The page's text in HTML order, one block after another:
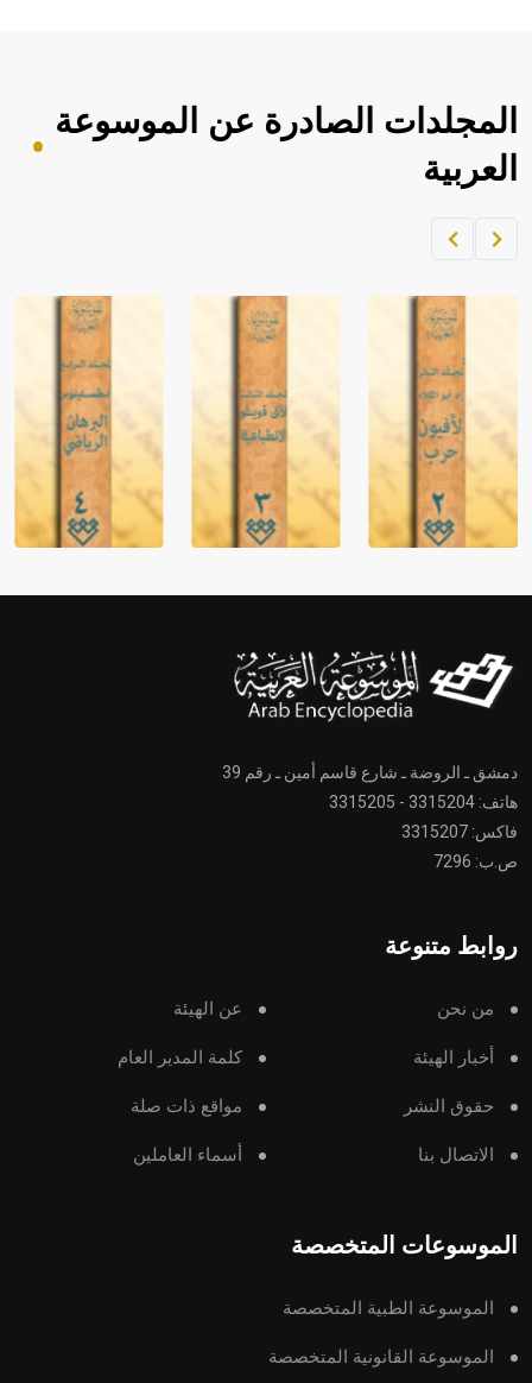
المجلدات الصادرة عن الموسوعة
العربية
دمشق ـ الروضة ـ شارع قاسم أمين ـ رقم 39
هاتف: 3315204 - 3315205
فاكس: 3315207
ص.ب: 7296
روابط متنوعة
من نحن عن الهيئة
أخبار الهيئة كلمة المدير العام
حقوق النشر مواقع ذات صلة
الاتصال بنا أسماء العاملين
الموسوعات المتخصصة
الموسوعة الطبية المتخصصة
الموسوعة القانونية المتخصصة